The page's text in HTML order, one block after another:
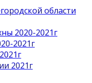
области
2020-2021г
2021г
2021г